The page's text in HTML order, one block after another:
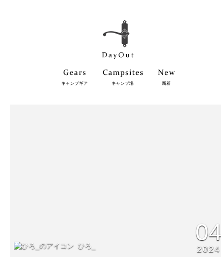
キャンプギア キャンプ場 新着
ひろ_ 2024